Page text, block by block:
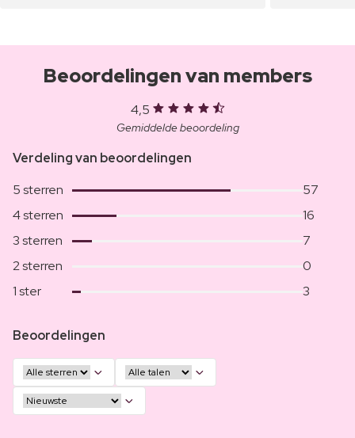
Beoordelingen van members
4,5
Gemiddelde beoordeling
Verdeling van beoordelingen
5 sterren
57
4 sterren
16
3 sterren
7
2 sterren
0
1 ster
3
Beoordelingen